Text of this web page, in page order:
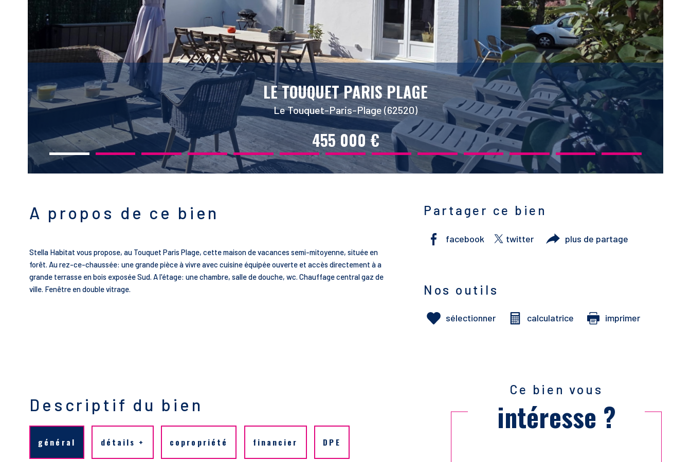
LE TOUQUET PARIS PLAGE
Le Touquet-Paris-Plage (62520)
455 000 €
A propos de ce bien
Stella Habitat vous propose, au Touquet Paris Plage, cette maison de vacances semi-mitoyenne, située en
forêt. Au rez-ce-chaussée: une grande pièce à vivre avec cuisine équipée ouverte et accès directement à a
grande terrasse en bois exposée Sud. A l'étage: une chambre, salle de douche, wc. Chauffage central gaz de
ville. Fenêtre en double vitrage.
Partager ce bien
facebook twitter plus de partage
Nos outils
sélectionner calculatrice imprimer
Descriptif du bien
général détails + copropriété financier DPE
Ce bien vous
intéresse ?